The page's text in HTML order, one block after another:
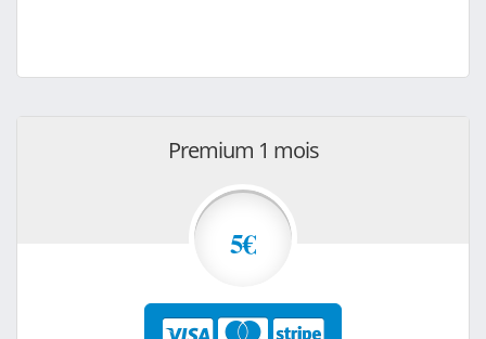
Premium 1 mois
5€